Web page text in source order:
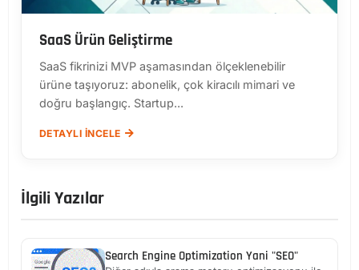
SaaS Ürün Geliştirme
SaaS fikrinizi MVP aşamasından ölçeklenebilir
ürüne taşıyoruz: abonelik, çok kiracılı mimari ve
doğru başlangıç. Startup...
DETAYLI İNCELE
İlgili Yazılar
Search Engine Optimization Yani "SEO"